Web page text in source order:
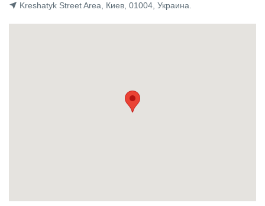
Kreshatyk Street Area, Киев, 01004, Украина.